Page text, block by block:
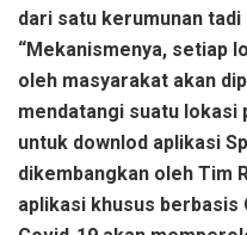
dari satu kerumunan
“Mekanismenya, setiap
oleh masyarakat akan
mendatangi suatu lokasi
untuk downlod aplikasi
dikembangkan oleh Tim
aplikasi khusus berbasis